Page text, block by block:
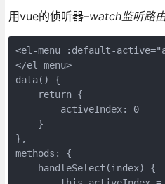
用vue的侦听器–watch监听路
<el-menu :default-
</el-menu>
data() {
    return {
        activeIndex: 0
    }
},
methods: {
    handleSelect(index) {